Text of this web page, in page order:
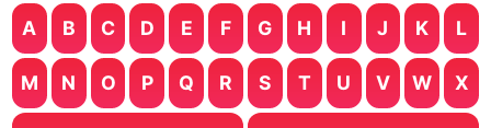
A B C D E F G H I J K L
M N O P Q R S T U V W X